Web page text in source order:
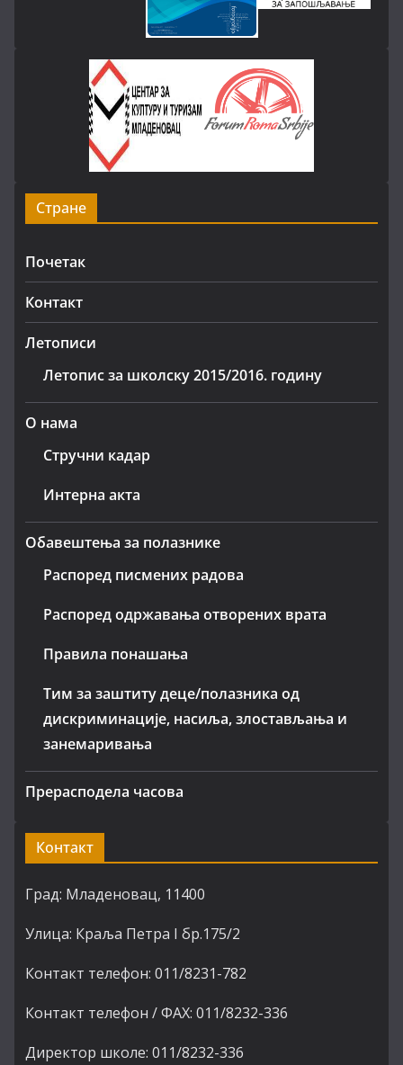
Стране
Почетак
Контакт
Летописи
Летопис за школску 2015/2016. годину
О нама
Стручни кадар
Интерна акта
Обавештења за полазнике
Распоред писмених радова
Распоред одржавања отворених врата
Правила понашања
Тим за заштиту деце/полазника од
дискриминације, насиља, злостављања и
занемаривања
Прерасподела часова
Контакт
Град: Младеновац, 11400
Улица: Краља Петра I бр.175/2
Контакт телефон: 011/8231-782
Контакт телефон / ФАХ: 011/8232-336
Директор школе: 011/8232-336